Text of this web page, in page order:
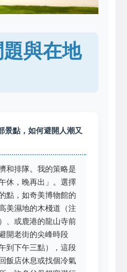
與在地
景點，如何避開人潮又
和排隊。我的策略是
休，晚再出」。選擇
點，如奇美博物館的
美濕地的木棧道（注
、或鹿港的龍山寺前
開老街的尖峰時段
到下午三點），這段
飯店休息或找個冷氣